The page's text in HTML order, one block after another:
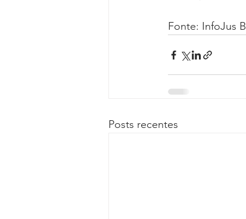
Fonte: InfoJus
Posts recentes